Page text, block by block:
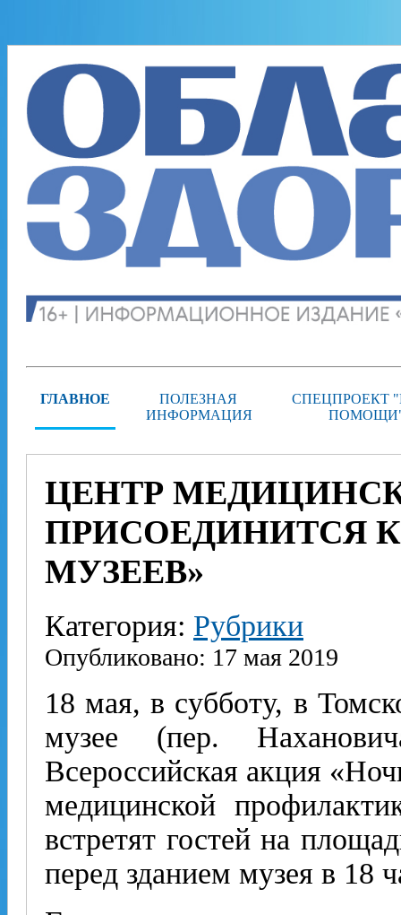
ГЛАВНОЕ
ПОЛЕЗНАЯ
ИНФОРМАЦИЯ
СПЕЦПРОЕКТ
ЦЕНТР
ПРИСОЕДИНИТСЯ
МУЗЕЕВ»
Категория: Рубрики
Опубликовано: 17 мая 2019
18 мая, в субботу, в
музее (пер.
Всероссийская акция
медицинской
встретят гостей на
перед зданием музея в 18